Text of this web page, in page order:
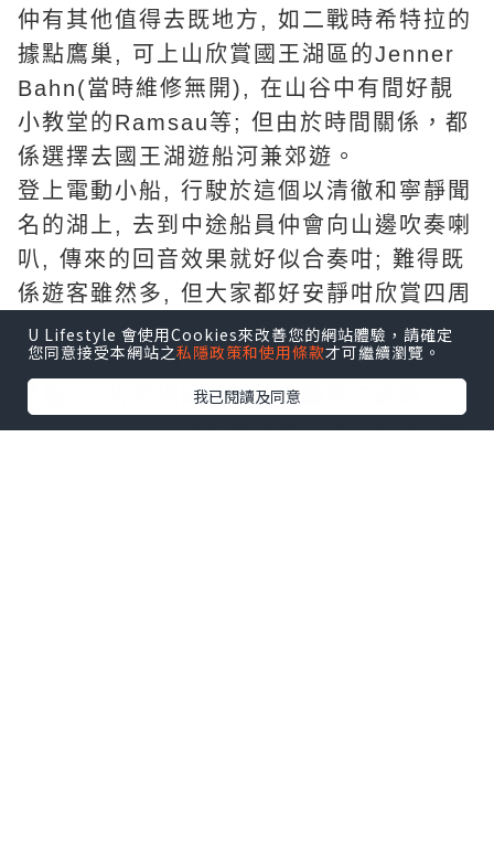
仲有其他值得去既地方, 如二戰時希特拉的
據點鷹巢, 可上山欣賞國王湖區的Jenner
Bahn(當時維修無開), 在山谷中有間好靚
小教堂的Ramsau等; 但由於時間關係，都
係選擇去國王湖遊船河兼郊遊。
登上電動小船, 行駛於這個以清徹和寧靜聞
名的湖上, 去到中途船員仲會向山邊吹奏喇
叭, 傳來的回音效果就好似合奏咁; 難得既
係遊客雖然多, 但大家都好安靜咁欣賞四周
湖光山色, 並沒有破壞環境的喧鬧; 湖好大,
中途在St. Bartholomä教堂上岸, 有露天
餐廳, 大片草地同背後的德國第二高峰
Watzmann, 呢個時候天氣放晴, 影相好靚;
U Lifestyle 會使用Cookies來改善您的網站體驗，請確定
您同意接受本網站之私隱政策和使用條款才可繼續瀏覽。
我已閱讀及同意